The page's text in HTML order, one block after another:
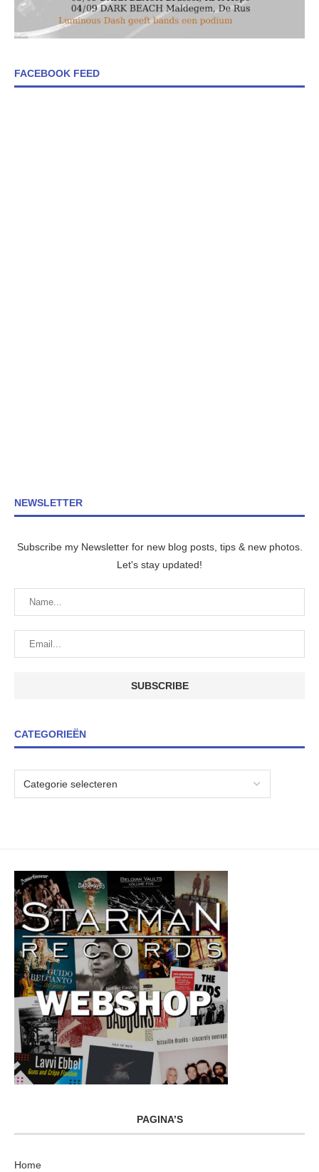
FACEBOOK FEED
NEWSLETTER
Subscribe my Newsletter for new blog posts, tips & new photos.
Let's stay updated!
CATEGORIEËN
PAGINA’S
Home